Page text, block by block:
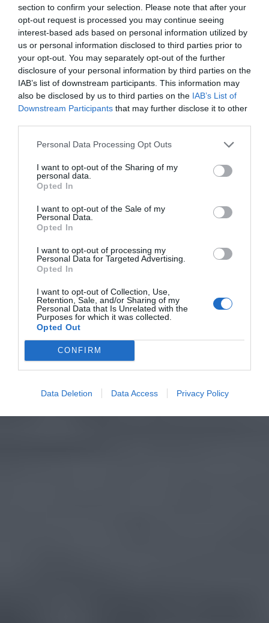
section to confirm your selection. Please note that after your
opt-out request is processed you may continue seeing
interest-based ads based on personal information utilized by
us or personal information disclosed to third parties prior to
your opt-out. You may separately opt-out of the further
disclosure of your personal information by third parties on the
IAB’s list of downstream participants. This information may
also be disclosed by us to third parties on the IAB’s List of
Downstream Participants that may further disclose it to other
Personal Data Processing Opt Outs
I want to opt-out of the Sharing of my
personal data.
Opted In
I want to opt-out of the Sale of my
Personal Data.
Opted In
I want to opt-out of processing my
Personal Data for Targeted Advertising.
Opted In
I want to opt-out of Collection, Use,
Retention, Sale, and/or Sharing of my
Personal Data that Is Unrelated with the
Purposes for which it was collected.
Opted Out
CONFIRM
Data Deletion Data Access Privacy Policy